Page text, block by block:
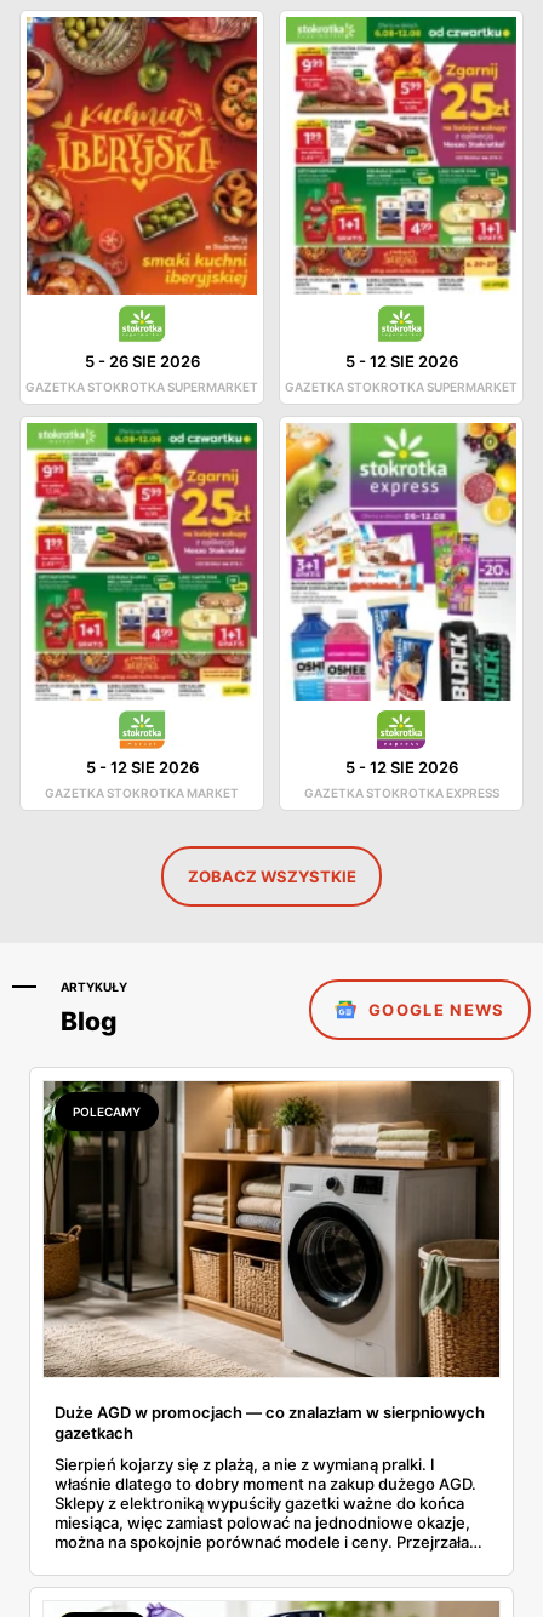
5- 26 SIE 2026
GAZETKA STOKROTKA SUPERMARKET
5-12 SIE 2026
GAZETKA STOKROTKA SUPERMARKET
5-12 SIE 2026
GAZETKA STOKROTKA MARKET
5-12 SIE 2026
GAZETKA STOKROTKA EXPRESS
ZOBACZ WSZYSTKIE
ARTYKUŁY
Blog GOOGLE NEWS
POLECAMY
Duże AGD w promocjach — co znalazłam w sierpniowych
gazetkach
Sierpień kojarzy się z plażą, a nie z wymianą pralki. I
właśnie dlatego to dobry moment na zakup dużego AGD.
Sklepy z elektroniką wypuściły gazetki ważne do końca
miesiąca, więc zamiast polować na jednodniowe okazje,
można na spokojnie porównać modele i ceny. Przejrzałam
znalazłam, z cenami i terminami.